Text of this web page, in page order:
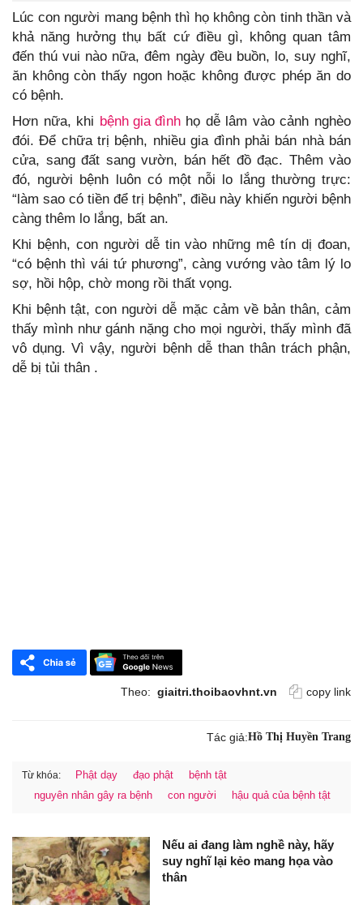
Lúc con người mang bệnh thì họ không còn tinh thần và
khả năng hưởng thụ bất cứ điều gì, không quan tâm
đến thú vui nào nữa, đêm ngày đều buồn, lo, suy nghĩ,
ăn không còn thấy ngon hoặc không được phép ăn do
có bệnh.
Hơn nữa, khi bệnh gia đìnhhọ dễ lâm vào cảnh nghèo
đói. Để chữa trị bệnh, nhiều gia đình phải bán nhà bán
cửa, sang đất sang vườn, bán hết đồ đạc. Thêm vào
đó, người bệnh luôn có một nỗi lo lắng thường trực:
“làm sao có tiền để trị bệnh”, điều này khiến người bệnh
càng thêm lo lắng, bất an.
Khi bệnh, con người dễ tin vào những mê tín dị đoan,
“có bệnh thì vái tứ phương”, càng vướng vào tâm lý lo
sợ, hồi hộp, chờ mong rồi thất vọng.
Khi bệnh tật, con người dễ mặc cảm về bản thân, cảm
thấy mình như gánh nặng cho mọi người, thấy mình đã
vô dụng. Vì vậy, người bệnh dễ than thân trách phận,
dễ bị tủi thân .
Theo: giaitri.thoibaovhnt.vn copy link
Tác giả:Hồ Thị Huyền Trang
Từ khóa: Phật dạy đạo phật
bệnh tật
nguyên nhân gây ra bệnh
con người hậu quả của bệnh tật
Nếu ai đang làm nghề này, hãy
suy nghĩ lại kẻo mang họa vào
thân